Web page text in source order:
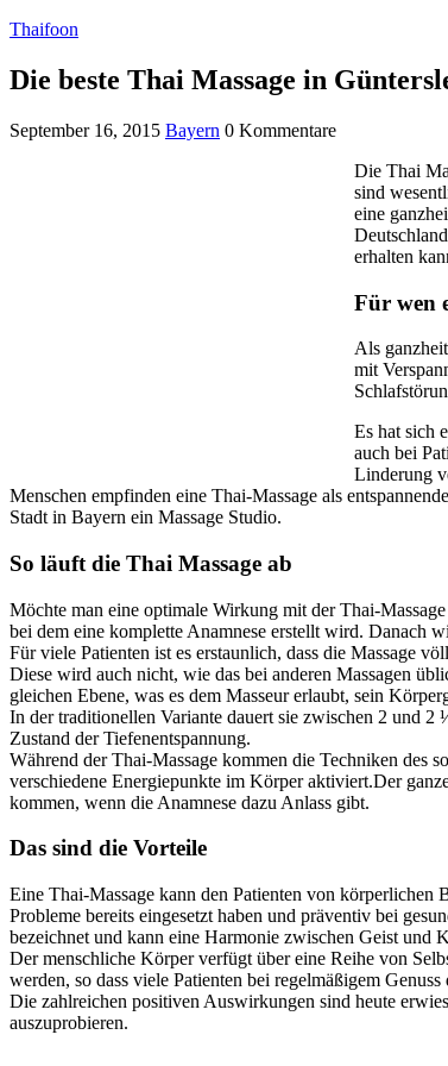
Thaifoon
Die beste Thai Massage in
September 16, 2015 Bayern 0 Kommentare
Die Thai
sind
eine
erhalten
Für wen
Als
mit
Es hat sich
auch bei
Linderung
Menschen empfinden eine Thai-Massage als
Stadt in Bayern ein Massage Studio.
So läuft die Thai Massage ab
Möchte man eine optimale Wirkung mit der Thai-
bei dem eine komplette Anamnese erstellt wird. Danach
Für viele Patienten ist es erstaunlich, dass die Massage
Diese wird auch nicht, wie das bei anderen Massagen
gleichen Ebene, was es dem Masseur erlaubt, sein
In der traditionellen Variante dauert sie zwischen 2 und
Zustand der Tiefenentspannung.
Während der Thai-Massage kommen die Techniken des
verschiedene Energiepunkte im Körper aktiviert.Der
kommen, wenn die Anamnese dazu Anlass gibt.
Das sind die Vorteile
Eine Thai-Massage kann den Patienten von körperlichen
Probleme bereits eingesetzt haben und präventiv bei
bezeichnet und kann eine Harmonie zwischen Geist und
Der menschliche Körper verfügt über eine Reihe von
werden, so dass viele Patienten bei regelmäßigem
Die zahlreichen positiven Auswirkungen sind heute
auszuprobieren.